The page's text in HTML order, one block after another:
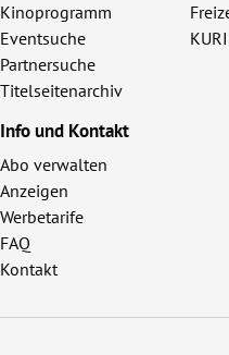
Kinoprogramm
Eventsuche
Partnersuche
Titelseitenarchiv
Info und Kontakt
Abo verwalten
Anzeigen
Werbetarife
FAQ
Kontakt